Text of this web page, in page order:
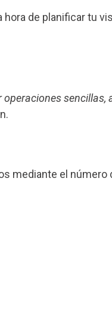
hora de planificar tu
sencillas,
mediante el número